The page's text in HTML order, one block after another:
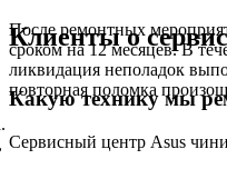
После ремонтных
сроком на 12 месяцев. В
ликвидация неполадок
повторная поломка
Какую технику мы
Сервисный центр Asus
Клиенты о